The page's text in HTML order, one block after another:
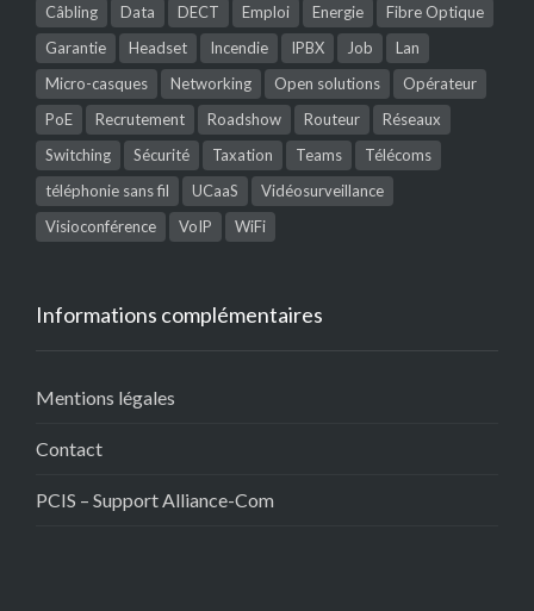
Câbling
Data DECT Emploi Energie
Fibre Optique
Garantie
Headset Incendie IPBX Job
Lan
Micro-casques
Networking Open solutions
Opérateur
PoE
Recrutement Roadshow Routeur
Réseaux
Switching
Sécurité Taxation Teams
Télécoms
téléphonie sans fil
UCaaS
Vidéosurveillance
Visioconférence
VoIP WiFi
Informations complémentaires
Mentions légales
Contact
PCIS – Support Alliance-Com